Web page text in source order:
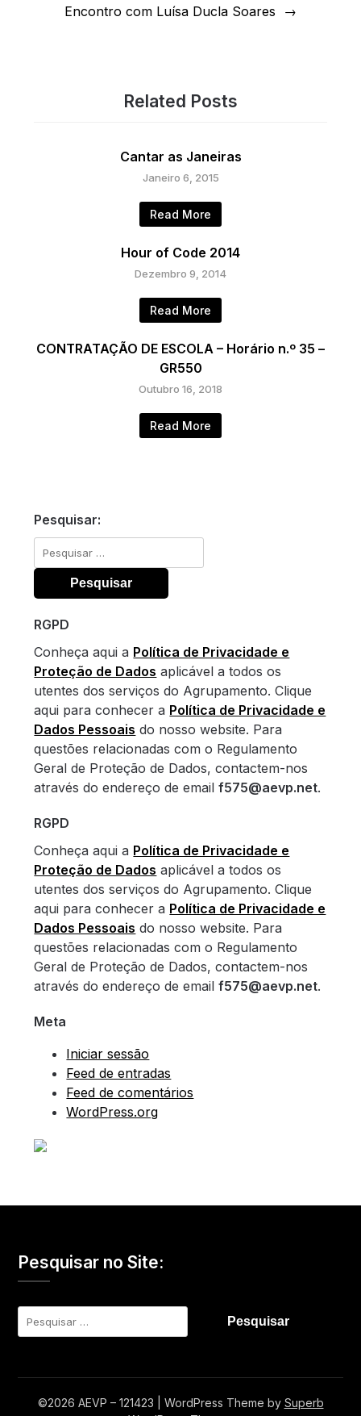
Encontro com Luísa Ducla Soares
Related Posts
Cantar as Janeiras
Janeiro 6, 2015
Read More
Hour of Code 2014
Dezembro 9, 2014
Read More
CONTRATAÇÃO DE ESCOLA – Horário n.º 35 –
GR550
Outubro 16, 2018
Read More
Pesquisar:
Pesquisar
por:
RGPD
Conheça aqui a Política de Privacidade e
Proteção de Dados aplicável a todos os
utentes dos serviços do Agrupamento. Clique
aqui para conhecer a Política de Privacidade e
Dados Pessoais do nosso website. Para
questões relacionadas com o Regulamento
Geral de Proteção de Dados, contactem-nos
através do endereço de emailf575@aevp.net.
RGPD
Conheça aqui a Política de Privacidade e
Proteção de Dados aplicável a todos os
utentes dos serviços do Agrupamento. Clique
aqui para conhecer a Política de Privacidade e
Dados Pessoais do nosso website. Para
questões relacionadas com o Regulamento
Geral de Proteção de Dados, contactem-nos
através do endereço de emailf575@aevp.net.
Meta
Iniciar sessão
Feed de entradas
Feed de comentários
WordPress.org
Pesquisar no Site:
Pesquisar
por:
©2026 AEVP – 121423 | WordPress Theme by Superb